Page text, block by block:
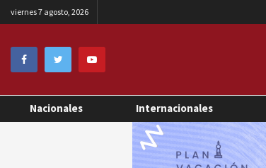
viernes 7 agosto, 2026
Nacionales Internacionales